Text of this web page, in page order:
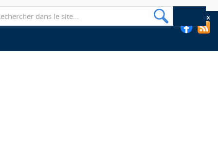
Suivez les bibliothèques de l'EHESP sur les réseaux sociaux